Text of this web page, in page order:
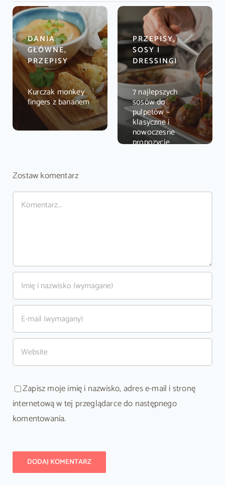
DANIA
GŁÓWNE,
PRZEPISY
Kurczak monkey
fingers z bananem
PRZEPISY,
SOSY I
DRESSINGI
7 najlepszych
sosów do
pulpetów –
klasyczne i
nowoczesne
propozycje
Zostaw komentarz
Comment
Zapisz moje imię i nazwisko, adres e-mail i stronę
internetową w tej przeglądarce do następnego
komentowania.